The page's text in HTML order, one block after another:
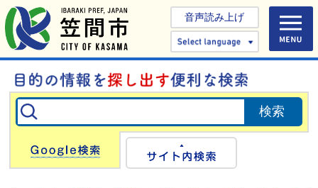
音声読み上げ
Select
Google検索